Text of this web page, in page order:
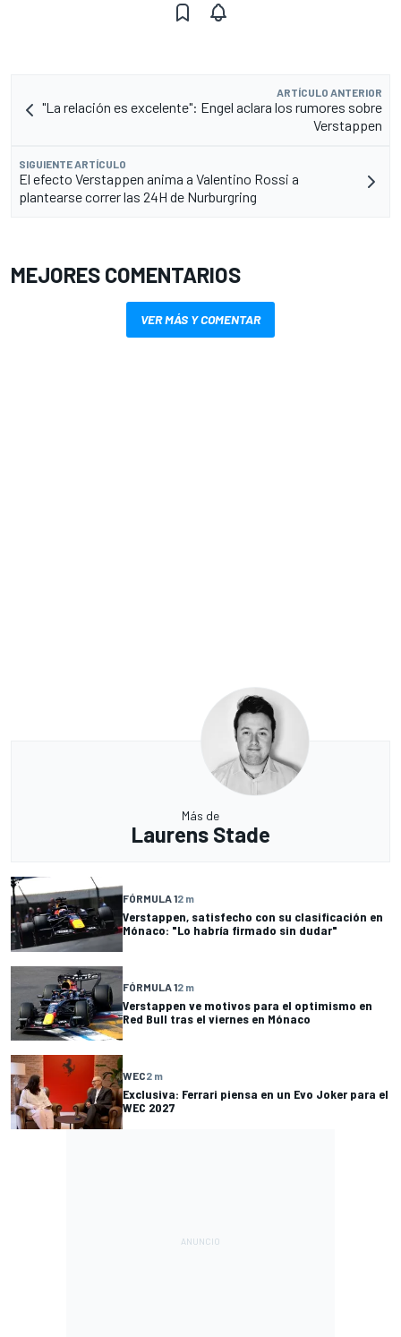
ARTÍCULO ANTERIOR
"La relación es excelente": Engel aclara los rumores sobre
Verstappen
SIGUIENTE ARTÍCULO
El efecto Verstappen anima a Valentino Rossi a
plantearse correr las 24H de Nurburgring
MEJORES COMENTARIOS
VER MÁS Y COMENTAR
Más de
Laurens Stade
FÓRMULA 12 m
Verstappen, satisfecho con su clasificación en
Mónaco: "Lo habría firmado sin dudar"
FÓRMULA 12 m
Verstappen ve motivos para el optimismo en
Red Bull tras el viernes en Mónaco
WEC2 m
Exclusiva: Ferrari piensa en un Evo Joker para el
WEC 2027